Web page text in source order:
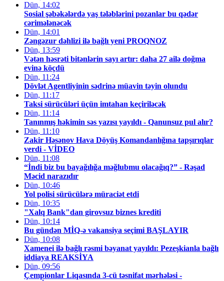
Dün, 14:02
Sosial şəbəkələrdə yaş tələblərini pozanlar bu qədər
cərimələnəcək
Dün, 14:01
Zəngəzur dəhlizi ilə bağlı yeni PROQNOZ
Dün, 13:59
Vətən həsrəti bitənlərin sayı artır: daha 27 ailə doğma
evinə köçdü
Dün, 11:24
Dövlət Agentliyinin sədrinə müavin təyin olundu
Dün, 11:17
Taksi sürücüləri üçün imtahan keçiriləcək
Dün, 11:14
Tanınmış həkimin səs yazısı yayıldı - Qanunsuz pul alır?
Dün, 11:10
Zakir Həsənov Hava Döyüş Komandanlığına tapşırıqlar
verdi - VİDEO
Dün, 11:08
“İndi biz bu bayağılığa məğlubmu olacağıq?” - Rəşad
Məcid narazıdır
Dün, 10:46
Yol polisi sürücülərə müraciət etdi
Dün, 10:35
"Xalq Bank"dan girovsuz biznes krediti
Dün, 10:14
Bu gündən MİQ-ə vakansiya seçimi BAŞLAYIR
Dün, 10:08
Xamenei ilə bağlı rəsmi bəyanat yayıldı: Pezeşkianla bağlı
iddiaya REAKSİYA
Dün, 09:56
Çempionlar Liqasında 3-cü təsnifat mərhələsi -